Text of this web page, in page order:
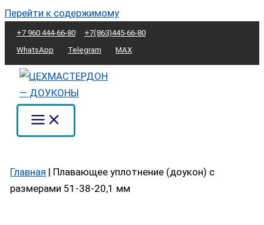
Перейти к содержимому
+7 960 444-66-80
+7(863)445-66-80
WhatsApp
Telegram MAX
Главная | Плавающее уплотнение (доукон) с
размерами 51-38-20,1 мм